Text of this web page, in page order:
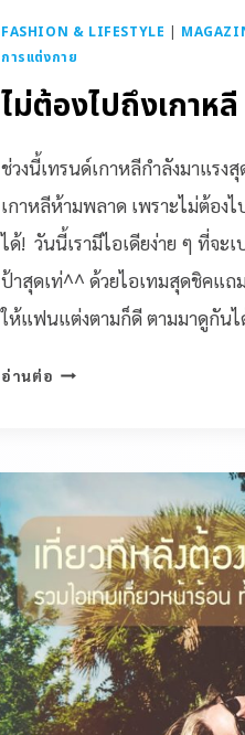
FASHION & LIFESTYLE |
การแต่งกาย
ไม่ต้องไปถึงเกาห
ช่วงนี้เทรนด์เกาหลีกำลังมาแร
เกาหลีห้ามพลาด เพราะไม่ต้อง
ได้! วันนี้เรามีไอเดียง่าย ๆ ที่จะ
ป้าสุดเท่^^ ด้วยไอเทมสุดชิคแถ
ให้แฟนแต่งตามก็ดี ตามมาดูกันไ
อ่านต่อ